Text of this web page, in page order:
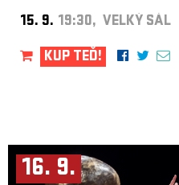
15. 9. 19:30, VELKÝ SÁL
KUP TEĎ!
16. 9.